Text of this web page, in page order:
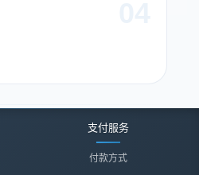
支付服务
付款方式